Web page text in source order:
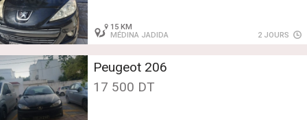
15 KM
MÉDINA JADIDA
2 JOURS
Peugeot 206
17 500 DT